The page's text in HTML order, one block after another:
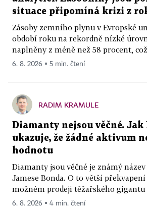
situace připomíná krizi z
Zásoby zemního plynu v Evropské
období roku na rekordně nízké
naplněny z méně než 58 procent,
6. 8. 2026 ▪ 5 min. čtení
RADIM KRAMULE
Diamanty nejsou věčné. Jak
ukazuje, že žádné aktivum
hodnotu
Diamanty jsou věčné je známý
Jamese Bonda. O to větší
možném prodeji těžařského gigantu
6. 8. 2026 ▪ 4 min. čtení